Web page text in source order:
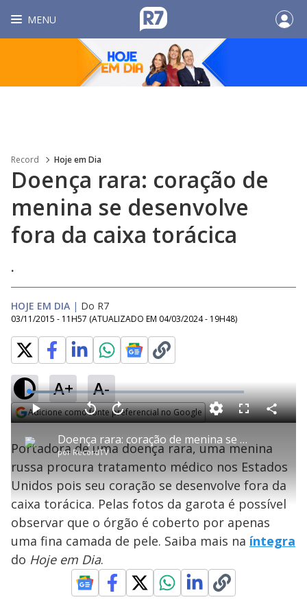
MENU
Record Hoje em Dia
Doença rara: coração de
menina se desenvolve
fora da caixa torácica
.
HOJE EM DIA | Do R7
03/11/2015 - 11H57 (ATUALIZADO EM 04/03/2024 - 19H48)
A+ A-
Adicione como fonte preferencial no Google
P
l
a
y
Doença rara: coração de menina se desenvolve fora da caixa torácica
por RecordTV
P V
t
a
r
0
e
g
n
d
A
n
ç
a
r
1
s
e
u
n
o
s
L
o
a
d
e
2
.
6
F
l
s
c
r
e
n
C
o
a
r
i
l
a
Portadora de uma doença rara, uma menina
russa procura tratamento médico nos Estados
Unidos pois seu coração se desenvolve fora da
caixa torácica. Pelas fotos da garota é possível
observar que o órgão é coberto por apenas
uma fina camada de pele. Saiba mais na íntegra
do Hoje em Dia.